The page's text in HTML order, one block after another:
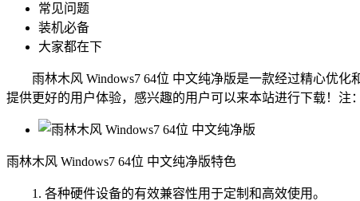
常见问题
装机必备
大家都在下
雨林木风 Windows7 64位 中文纯净版是一款经过精心优化
提供更好的用户体验，感兴趣的用户可以来本站进行下载！ 注
雨林木风 Windows7 64位 中文纯净版特色
1. 各种硬件设备的有效兼容性用于定制和高效使用。